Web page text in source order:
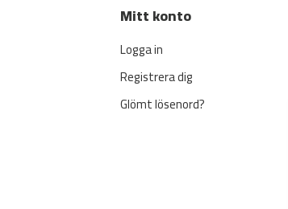
Mitt konto
Logga in
Registrera dig
Glömt lösenord?